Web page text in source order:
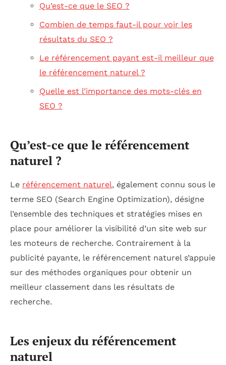
Qu’est-ce que le SEO ?
Combien de temps faut-il pour voir les
résultats du SEO ?
Le référencement payant est-il meilleur que
le référencement naturel ?
Quelle est l’importance des mots-clés en
SEO ?
Qu’est-ce que le référencement
naturel ?
Le référencement naturel, également connu sous le
terme SEO (Search Engine Optimization), désigne
l’ensemble des techniques et stratégies mises en
place pour améliorer la visibilité d’un site web sur
les moteurs de recherche. Contrairement à la
publicité payante, le référencement naturel s’appuie
sur des méthodes organiques pour obtenir un
meilleur classement dans les résultats de
recherche.
Les enjeux du référencement
naturel